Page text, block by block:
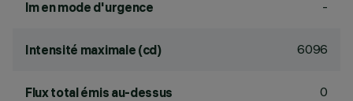
lm en mode d'urgence -
Intensité maximale (cd) 6096
Flux total émis au-dessus
0